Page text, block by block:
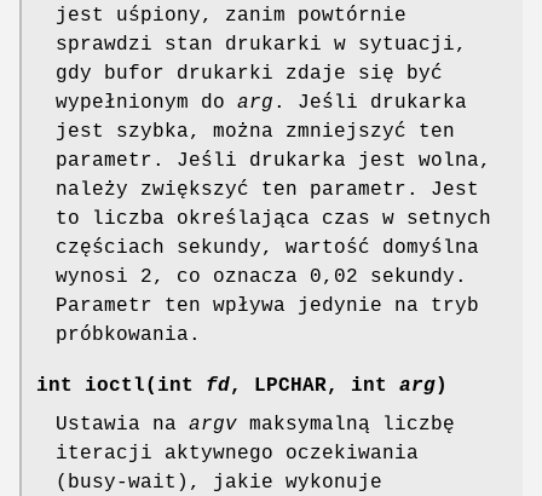
jest uśpiony, zanim powtórnie
sprawdzi stan drukarki w sytuacji,
gdy bufor drukarki zdaje się być
wypełnionym do arg . Jeśli drukarka
jest szybka, można zmniejszyć ten
parametr. Jeśli drukarka jest wolna,
należy zwiększyć ten parametr. Jest
to liczba określająca czas w setnych
częściach sekundy, wartość domyślna
wynosi 2, co oznacza 0,02 sekundy.
Parametr ten wpływa jedynie na tryb
próbkowania.
int ioctl(int fd, LPCHAR, int arg)
Ustawia na argv maksymalną liczbę
iteracji aktywnego oczekiwania
(busy-wait), jakie wykonuje